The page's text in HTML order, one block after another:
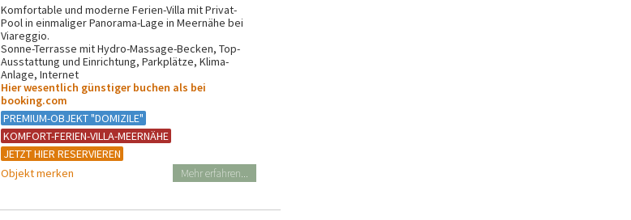
Komfortable und moderne Ferien-Villa mit Privat-
Pool in einmaliger Panorama-Lage in Meernähe bei
Viareggio.
Sonne-Terrasse mit Hydro-Massage-Becken, Top-
Ausstattung und Einrichtung, Parkplätze, Klima-
Anlage, Internet
Hier wesentlich günstiger buchen als bei
booking.com
PREMIUM-OBJEKT "DOMIZILE"
KOMFORT-FERIEN-VILLA-MEERNÄHE
JETZT HIER RESERVIEREN
Objekt merken
Mehr erfahren...